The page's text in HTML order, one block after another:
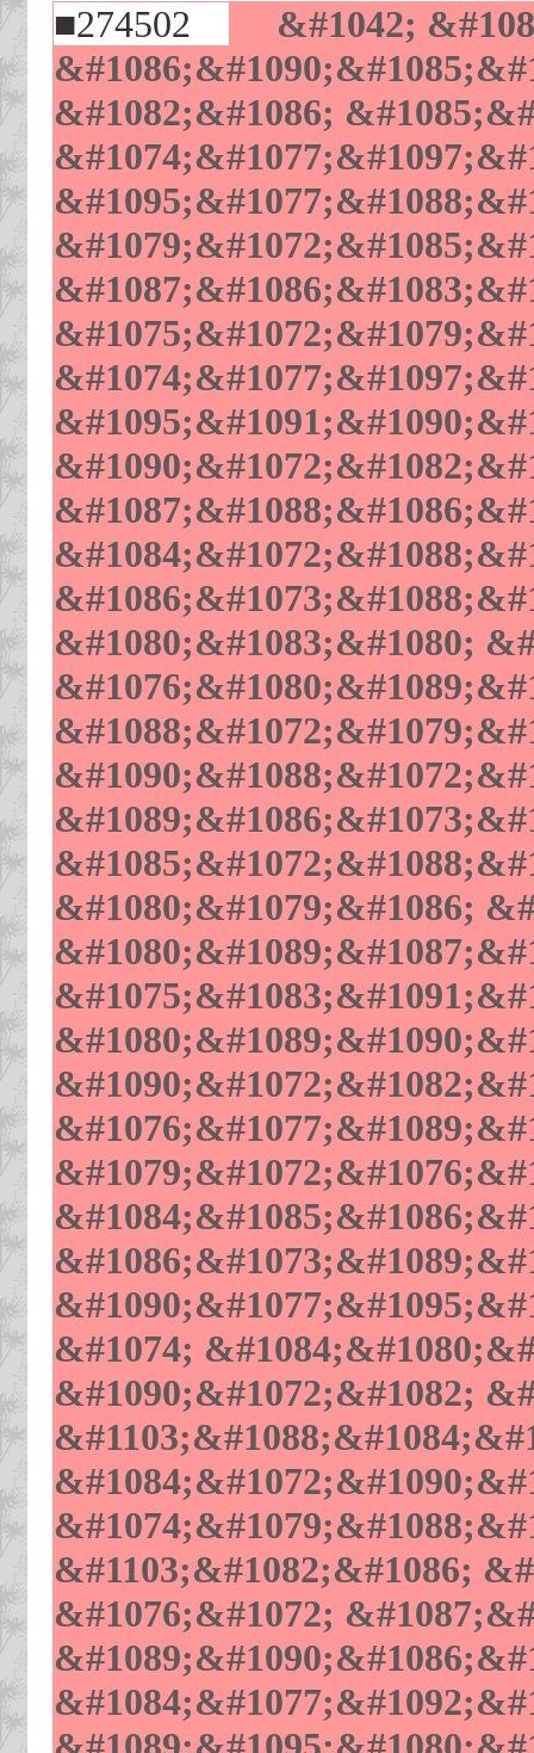
■274502
&#1042;
&#1082;&#1086;
&#1080;&#1083;&#1080;
&#1080;&#1079;&#1086;
&#1074;
&#1090;&#1072;&#1082;
&#1103;&#1082;&#1086;
&#1076;&#1072;